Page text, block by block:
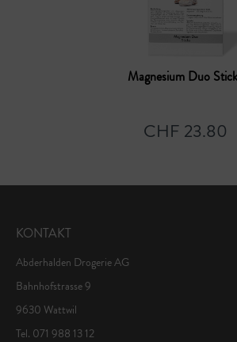
Magnesium Duo
CHF 23.80
KONTAKT
Abderhalden Drogerie AG
Bahnhofstrasse 9
9630 Wattwil
Tel. 071 988 13 12